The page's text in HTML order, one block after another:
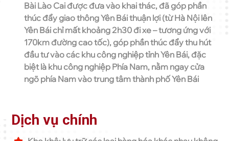
Bài Lào Cai được đưa vào khai thác, đã góp phần
thúc đẩy giao thông Yên Bái thuận lợi (từ Hà Nội lên
Yên Bái chỉ mất khoảng 2h30 đi xe – tương ứng với
170km đường cao tốc), góp phần thúc đẩy thu hút
đầu tư vào các khu công nghiệp tỉnh Yên Bái, đặc
biệt là khu công nghiệp Phía Nam, nằm ngay cửa
ngõ phía Nam vào trung tâm thành phố Yên Bái
Dịch vụ chính